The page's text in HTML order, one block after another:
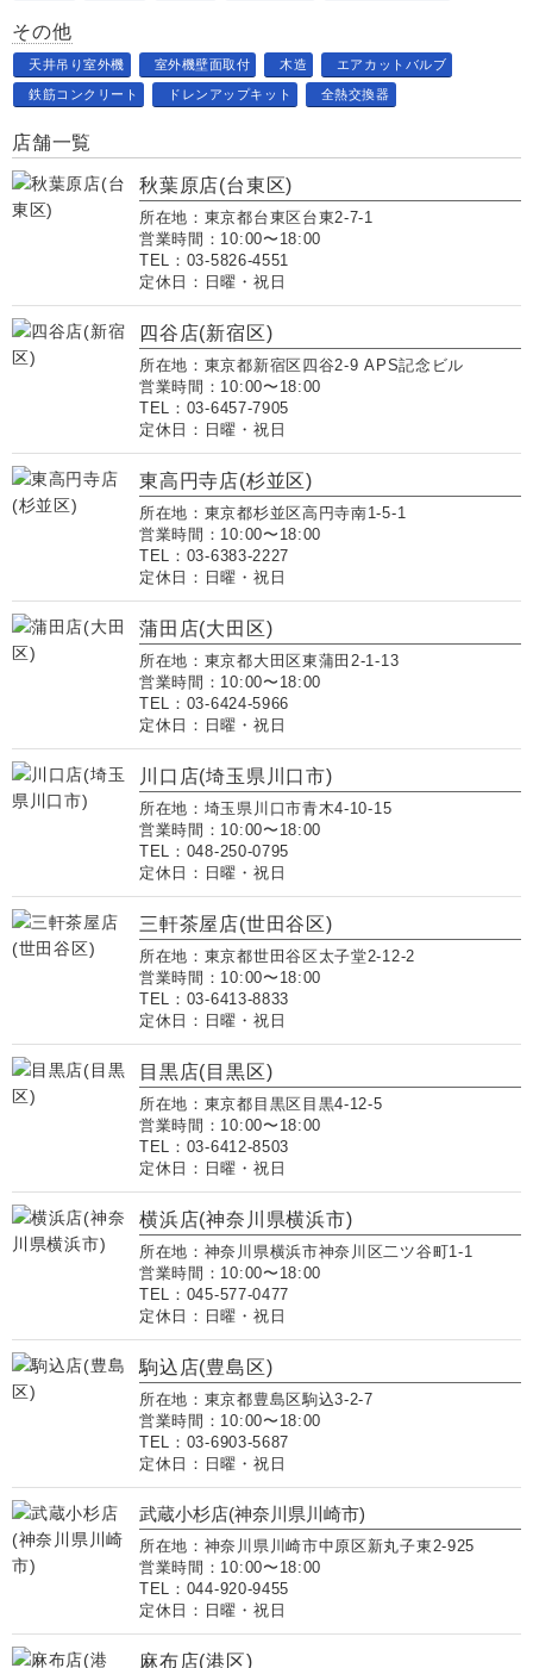
その他
天井吊り室外機 室外機壁面取付 木造 エアカットバルブ
鉄筋コンクリート ドレンアップキット 全熱交換器
店舗一覧
秋葉原店(台東区)
所在地：東京都台東区台東2-7-1
営業時間：10:00〜18:00
TEL：03-5826-4551
定休日：日曜・祝日
四谷店(新宿区)
所在地：東京都新宿区四谷2-9 APS記念ビル
営業時間：10:00〜18:00
TEL：03-6457-7905
定休日：日曜・祝日
東高円寺店(杉並区)
所在地：東京都杉並区高円寺南1-5-1
営業時間：10:00〜18:00
TEL：03-6383-2227
定休日：日曜・祝日
蒲田店(大田区)
所在地：東京都大田区東蒲田2-1-13
営業時間：10:00〜18:00
TEL：03-6424-5966
定休日：日曜・祝日
川口店(埼玉県川口市)
所在地：埼玉県川口市青木4-10-15
営業時間：10:00〜18:00
TEL：048-250-0795
定休日：日曜・祝日
三軒茶屋店(世田谷区)
所在地：東京都世田谷区太子堂2-12-2
営業時間：10:00〜18:00
TEL：03-6413-8833
定休日：日曜・祝日
目黒店(目黒区)
所在地：東京都目黒区目黒4-12-5
営業時間：10:00〜18:00
TEL：03-6412-8503
定休日：日曜・祝日
横浜店(神奈川県横浜市)
所在地：神奈川県横浜市神奈川区二ツ谷町1-1
営業時間：10:00〜18:00
TEL：045-577-0477
定休日：日曜・祝日
駒込店(豊島区)
所在地：東京都豊島区駒込3-2-7
営業時間：10:00〜18:00
TEL：03-6903-5687
定休日：日曜・祝日
武蔵小杉店(神奈川県川崎市)
所在地：神奈川県川崎市中原区新丸子東2-925
営業時間：10:00〜18:00
TEL：044-920-9455
定休日：日曜・祝日
麻布店(港区)